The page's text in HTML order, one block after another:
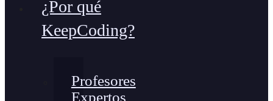
¿Por qué
KeepCoding?
Profesores
Expertos